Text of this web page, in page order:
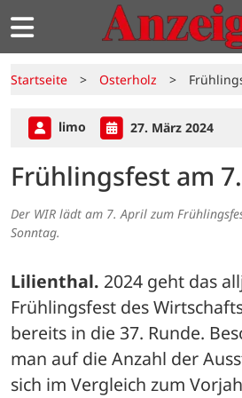
Startseite > Osterholz >
limo 27. März 2024
Frühlingsfest am
Der WIR lädt am 7. April zum
Sonntag.
Lilienthal. 2024 geht das
Frühlingsfest des
bereits in die 37. Runde.
man auf die Anzahl der
sich im Vergleich zum